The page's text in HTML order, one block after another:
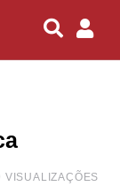
VISUALIZAÇÕES